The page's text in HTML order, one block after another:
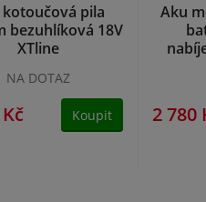
pila
bezuhlíková 18V
XTline
NA DOTAZ
Koupit
Aku
2 780